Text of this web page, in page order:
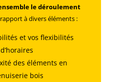
le déroulement
à divers éléments :
et vos flexibilités
d’horaires
des éléments en
bois